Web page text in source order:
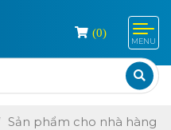
(0)
MENU
Sản phẩm cho nhà hàng